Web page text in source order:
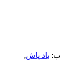
باد پاش,